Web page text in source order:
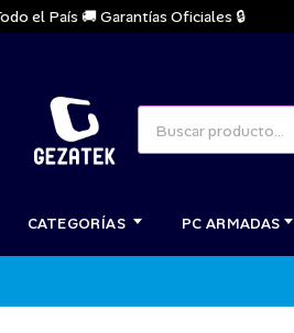
🚚 Garantías Oficiales 🔒
CATEGORÍAS PC ARMADAS